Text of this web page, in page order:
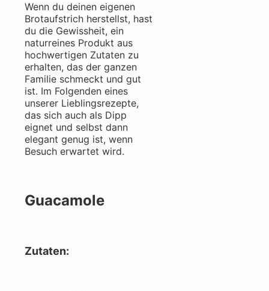
Wenn du deinen eigenen
Brotaufstrich herstellst, hast
du die Gewissheit, ein
naturreines Produkt aus
hochwertigen Zutaten zu
erhalten, das der ganzen
Familie schmeckt und gut
ist. Im Folgenden eines
unserer Lieblingsrezepte,
das sich auch als Dipp
eignet und selbst dann
elegant genug ist, wenn
Besuch erwartet wird.
Guacamole
Zutaten: